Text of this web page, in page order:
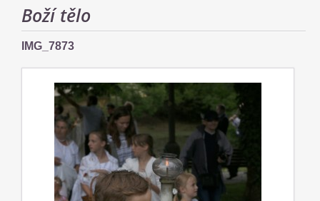
Boží tělo
IMG_7873